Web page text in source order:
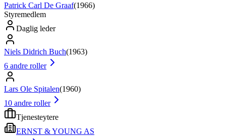
Patrick Carl De Graaf(1966)
Styremedlem
Daglig leder
Niels Didrich Buch(1963)
6 andre roller
Lars Ole Spitalen(1960)
10 andre roller
Tjenesteytere
ERNST & YOUNG AS